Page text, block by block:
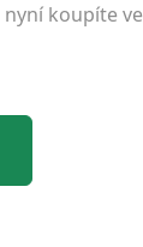
nyní koupíte